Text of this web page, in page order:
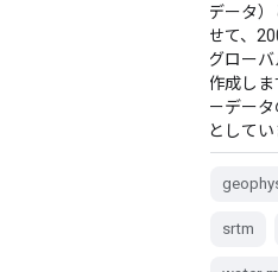
データ
せて、
グロー
作成し
ーデー
としてい
srtm